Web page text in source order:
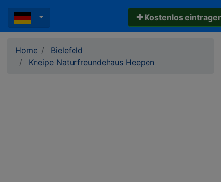
✚ Kostenlos
Home
Bielefeld
Kneipe Naturfreundehaus Heepen